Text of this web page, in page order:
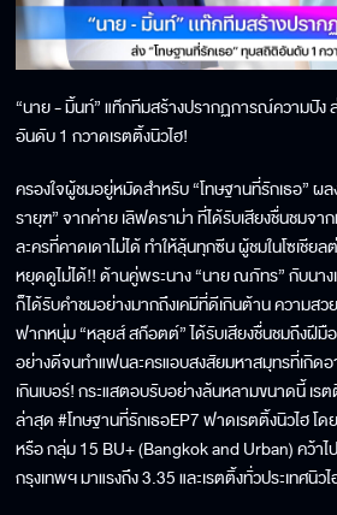
“นาย - มิ้นท์” แท๊กทีมสร้างปรากฏการณ์ความปัง
อันดับ 1 กวาดเรตติ้งนิวไฮ!
ครองใจผู้ชมอยู่หมัดสำหรับ “โทษฐานที่รักเธอ”
รายุฑ” จากค่าย เลิฟดราม่า ที่ได้รับเสียงชื่นชมจาก
ละครที่คาดเดาไม่ได้ ทำให้ลุ้นทุกซีน ผู้ชมในโซเชีย
หยุดดูไม่ได้!! ด้านคู่พระนาง “นาย ณภัทร” กับนา
ก็ได้รับคำชมอย่างมากถึงเคมีที่ดีเกินต้าน ความส
ฟากหนุ่ม “หลุยส์ สก๊อตต์” ได้รับเสียงชื่นชมถึงฝี
อย่างดีจนทำแฟนละครแอบสงสัยมหาสมุทรที่เกิด
เกินเบอร์! กระแสตอบรับอย่างล้นหลามขนาดนี้ เร
ล่าสุด #โทษฐานที่รักเธอEP7 ฟาดเรตติ้งนิวไฮ โ
หรือ กลุ่ม 15 BU+ (Bangkok and Urban) คว้า
กรุงเทพฯ มาแรงถึง 3.35 และเรตติ้งทั่วประเทศนิว